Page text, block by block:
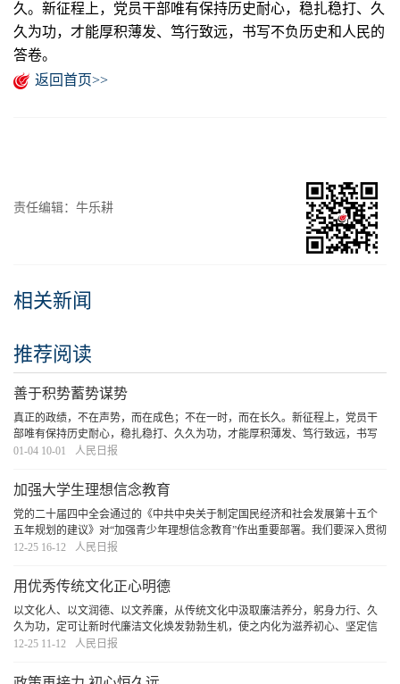
久。新征程上，党员干部唯有保持历史耐心，稳扎稳打、久
久为功，才能厚积薄发、笃行致远，书写不负历史和人民的
答卷。
返回首页>>
责任编辑：牛乐耕
相关新闻
推荐阅读
善于积势蓄势谋势
真正的政绩，不在声势，而在成色；不在一时，而在长久。新征程上，党员干
部唯有保持历史耐心，稳扎稳打、久久为功，才能厚积薄发、笃行致远，书写
不负历史和人民的答卷。
01-04 10-01 人民日报
加强大学生理想信念教育
党的二十届四中全会通过的《中共中央关于制定国民经济和社会发展第十五个
五年规划的建议》对“加强青少年理想信念教育”作出重要部署。我们要深入贯彻
落实习近平总书记关于青年工作的重要论述和党中央决策部署，加强青年理想
12-25 16-12 人民日报
用优秀传统文化正心明德
以文化人、以文润德、以文养廉，从传统文化中汲取廉洁养分，躬身力行、久
久为功，定可让新时代廉洁文化焕发勃勃生机，使之内化为滋养初心、坚定信
念、涵养道德的思想自觉和行动自觉。
12-25 11-12 人民日报